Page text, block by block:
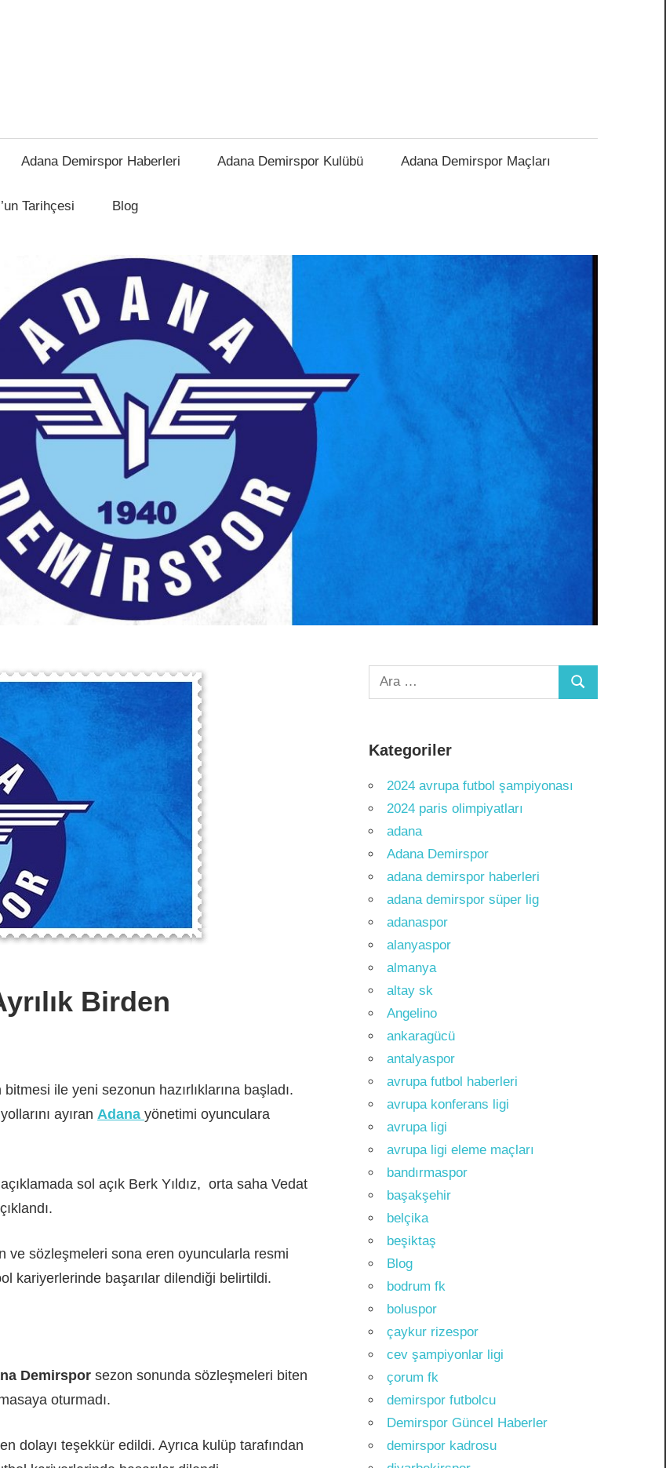
Adana Demirspor Haberleri Adana Demirspor Kulübü Adana Demirspor Maçları
Tarihçesi Blog
Birden
ile yeni sezonun hazırlıklarına başladı.
ayıran Adana yönetimi oyunculara
sol açık Berk Yıldız, orta saha Vedat
ve sözleşmeleri sona eren oyuncularla resmi
kariyerlerinde başarılar dilendiği belirtildi.
Demirspor sezon sonunda sözleşmeleri biten
oturmadı.
dolayı teşekkür edildi. Ayrıca kulüp tarafından
Arama:
Ara
Kategoriler
2024 avrupa futbol şampiyonası
2024 paris olimpiyatları
adana
Adana Demirspor
adana demirspor haberleri
adana demirspor süper lig
adanaspor
alanyaspor
almanya
altay sk
Angelino
ankaragücü
antalyaspor
avrupa futbol haberleri
avrupa konferans ligi
avrupa ligi
avrupa ligi eleme maçları
bandırmaspor
başakşehir
belçika
beşiktaş
Blog
bodrum fk
boluspor
çaykur rizespor
cev şampiyonlar ligi
çorum fk
demirspor futbolcu
Demirspor Güncel Haberler
demirspor kadrosu